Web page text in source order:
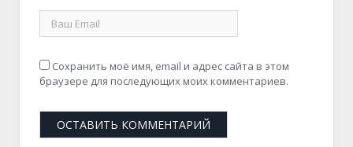
Сохранить моё имя, email и адрес сайта в этом
браузере для последующих моих комментариев.